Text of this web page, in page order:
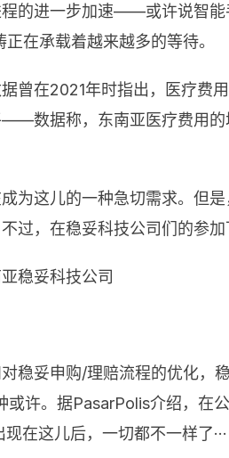
的进一步加速——或许说智
在承载着越来越多的等待。
曾在2021年时指出，医疗费
数据称，东南亚医疗费用的
为这儿的一种急切需求。但
过，在稳妥科技公司们的参
稳妥科技公司
稳妥申购/理赔流程的优化，
或许。据PasarPolis介绍，在
在这儿后，一切都不一样了